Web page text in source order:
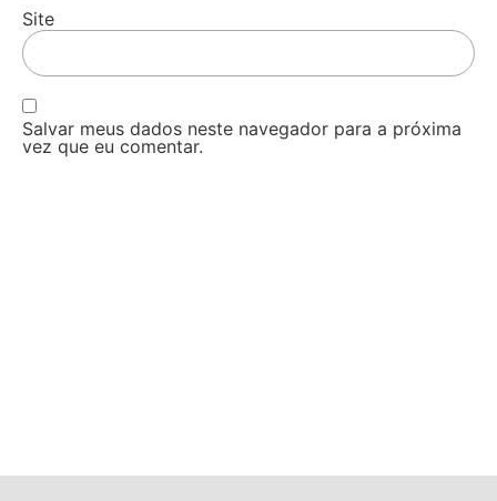
Site
Salvar meus dados neste navegador para a próxima
vez que eu comentar.